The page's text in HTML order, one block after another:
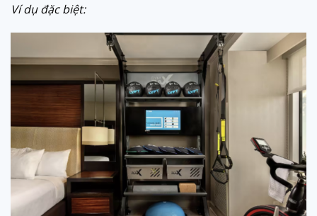
Ví dụ đặc biệt: